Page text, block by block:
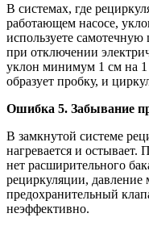
В системах, где
работающем насосе,
используете
при отключении
уклон минимум 1 см на 1
образует пробку, и
Ошибка 5. Забывание
В замкнутой системе
нагревается и остывает.
нет расширительного
рециркуляции, давление
предохранительный
неэффективно.